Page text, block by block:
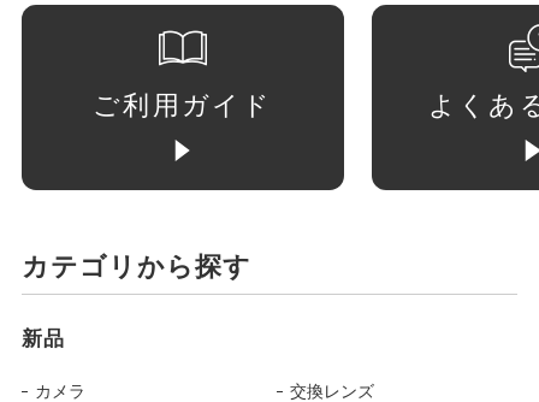
ご利用ガイド よくあ
カテゴリから探す
新品
カメラ 交換レンズ